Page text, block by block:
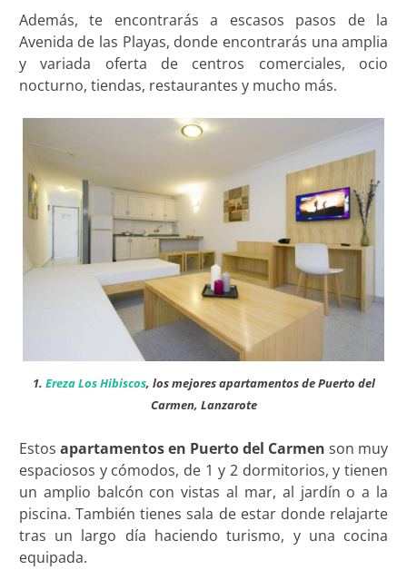
Además, te encontrarás a escasos pasos de la
Avenida de las Playas, donde encontrarás una amplia
y variada oferta de centros comerciales, ocio
nocturno, tiendas, restaurantes y mucho más.
1. Ereza Los Hibiscos, los mejores apartamentos de Puerto del
Carmen, Lanzarote
Estos apartamentos en Puerto del Carmen son muy
espaciosos y cómodos, de 1 y 2 dormitorios, y tienen
un amplio balcón con vistas al mar, al jardín o a la
piscina. También tienes sala de estar donde relajarte
tras un largo día haciendo turismo, y una cocina
equipada.